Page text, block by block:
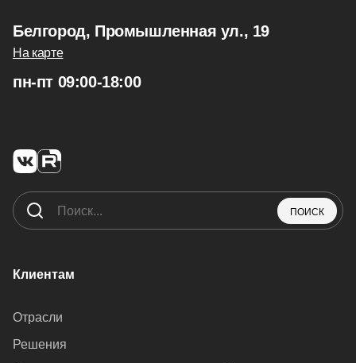
Белгород, Промышленная ул., 19
На карте
пн-пт 09:00-18:00
ПОИСК
Клиентам
Отрасли
Решения